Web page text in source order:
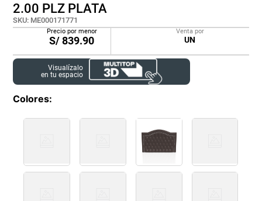
2.00 PLZ PLATA
SKU: ME000171771
Precio por menor
S/839.90
Venta por
UN
Visualízalo
en tu espacio
Colores